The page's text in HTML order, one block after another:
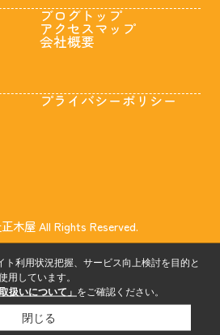
ブログトップ
アクセスマップ
会社概要
プライバシーポリシー
木屋 All Rights Reserved.
ト利用状況把握、サービス向上検討を目的と
用しています。
扱いについて」 をご確認ください。
閉じる